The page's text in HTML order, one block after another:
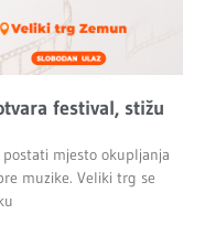
festival, stižu
mjesto okupljanja
muzike. Veliki trg se